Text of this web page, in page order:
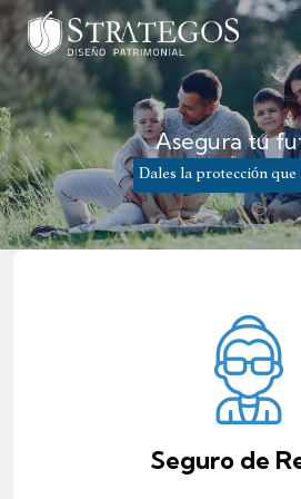
Asegura tu
Dales la protección que
Seguro de